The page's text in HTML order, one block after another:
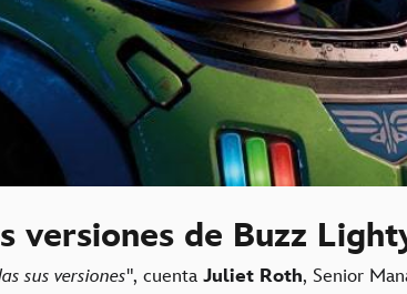
versiones de Buzz
sus versiones", cuenta Juliet Roth, Senior